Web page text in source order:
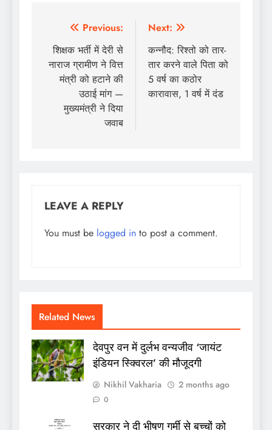
Post
navigation
Previous:
शिक्षक भर्ती में देरी से
नाराज ग्रामीण ने वित्त
मंत्री को हटाने की
उठाई मांग —
मुख्यमंत्री ने दिया
जवाब
Next:
कन्नौद: रिश्तो को तार-
तार करने वाले पिता को
5 वर्ष का कठोर
कारावास, 1 वर्ष में दंड
LEAVE A REPLY
You must be logged in to post a comment.
Related News
देवपुर वन में दुर्लभ वन्यजीव ‘जायंट
इंडियन स्क्विरल’ की मौजूदगी
Nikhil Vakharia 2 months ago
0
सरकार ने दी भीषण गर्मी से बच्चों को